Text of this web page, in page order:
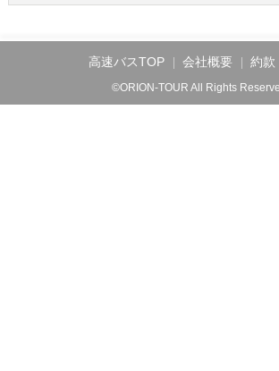
高速バスTOP 会社概要 約款
©ORION-TOUR All Rights